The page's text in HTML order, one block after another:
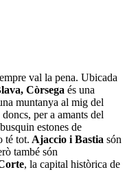
val la pena. Ubicada
Còrsega és una
muntanya al mig del
per a amants del
estones de
té tot. Ajaccio i Bastia són
també són
, la capital històrica de